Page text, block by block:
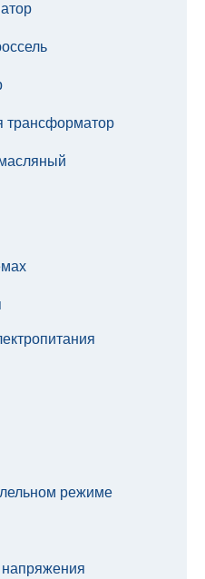
режиме
напряжения